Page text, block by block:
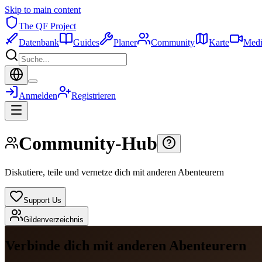
Skip to main content
The QF Project
Datenbank
Guides Planer Community Karte
Anmelden Registrieren
Community-Hub
Diskutiere, teile und vernetze dich mit anderen Abenteurern
Support Us
Gildenverzeichnis
Verbinde dich mit anderen Abenteurern